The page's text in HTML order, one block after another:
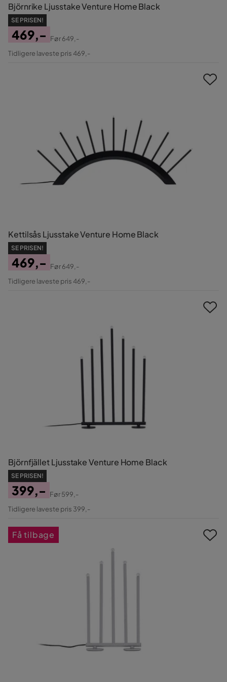
Björnrike Ljusstake Venture Home Black
SE PRISEN!
Pris
469,-
Original
Før649,-
Tidligere laveste pris 469,-
Kettilsås Ljusstake Venture Home Black
SE PRISEN!
Pris
469,-
Original
Før649,-
Tidligere laveste pris 469,-
Björnfjället Ljusstake Venture Home Black
SE PRISEN!
Pris
399,-
Original
Før599,-
Tidligere laveste pris 399,-
Få tilbage